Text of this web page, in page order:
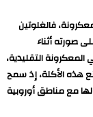
فالغلوتين
صورته أثناء
التقليدية،
هذه الأكلة، إذ سمح
مع مناطق أوروبية